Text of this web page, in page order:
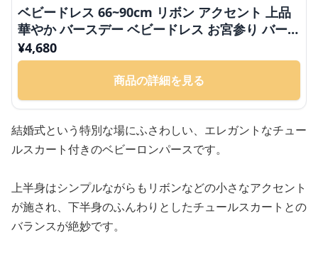
ベビードレス 66~90cm リボン アクセント 上品
華やか バースデー ベビードレス お宮参り バース
デー
¥4,680
商品の詳細を見る
結婚式という特別な場にふさわしい、エレガントなチュー
ルスカート付きのベビーロンパースです。
上半身はシンプルながらもリボンなどの小さなアクセント
が施され、下半身のふんわりとしたチュールスカートとの
バランスが絶妙です。